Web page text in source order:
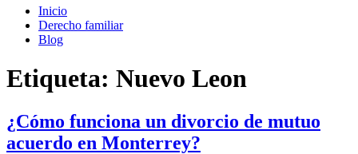
Inicio
Derecho familiar
Blog
Etiqueta: Nuevo Leon
¿Cómo funciona un divorcio de mutuo
acuerdo en Monterrey?